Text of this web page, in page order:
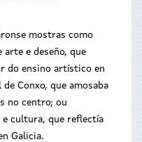
mostras como
arte e deseño, que
do ensino artístico en
Conxo, que amosaba
no centro; ou
cultura, que reflectía
Galicia.